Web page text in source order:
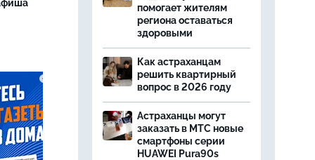
помогает жителям
региона оставаться
здоровыми
Как астраханцам
решить квартирный
вопрос в 2026 году
Астраханцы могут
заказать в МТС новые
смартфоны серии
HUAWEI Pura90s